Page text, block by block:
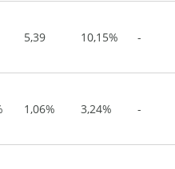
5,39 10,15% -
1,06% 3,24% -